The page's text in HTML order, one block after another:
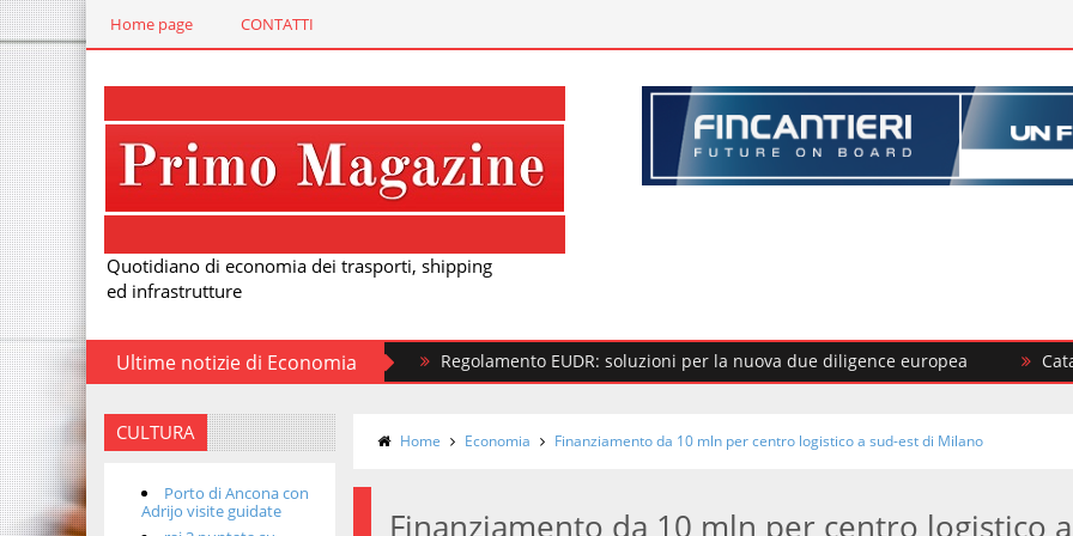
Home page CONTATTI
Quotidiano di economia dei trasporti, shipping
ed infrastrutture
Ultime notizie di Economia Regolamento EUDR: soluzioni per la nuova due diligence europea Catalina
CULTURA
Porto di Ancona con
Adrijo visite guidate
Home Economia Finanziamento da 10 mln per centro logistico a sud-est di Milano
Finanziamento da 10 mln per centro logistico a